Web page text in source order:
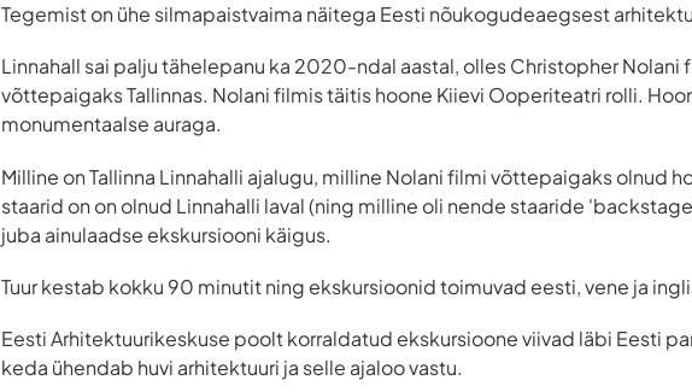
Tegemist on ühe silmapaistvaima näitega Eesti nõukogudeaegsest
Linnahall sai palju tähelepanu ka 2020-ndal aastal, olles Christopher Nolani
võttepaigaks Tallinnas. Nolani filmis täitis hoone Kiievi Ooperiteatri rolli.
monumentaalse auraga.
Milline on Tallinna Linnahalli ajalugu, milline Nolani filmi võttepaigaks olnud
staarid on on olnud Linnahalli laval (ning milline oli nende staaride
juba ainulaadse ekskursiooni käigus.
Tuur kestab kokku 90 minutit ning ekskursioonid toimuvad eesti, vene ja
Eesti Arhitektuurikeskuse poolt korraldatud ekskursioone viivad läbi Eesti
keda ühendab huvi arhitektuuri ja selle ajaloo vastu.